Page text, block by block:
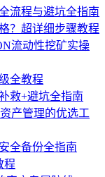
流程与避坑全指南
？超详细步骤教程
流动性挖矿实操
全教程
救+避坑全指南
产管理的优选工
全备份全指南
程